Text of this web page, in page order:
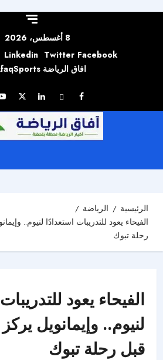
8 أغسطس، 2026
Facebook
Twitter
Linkedin
افاق الرياضة AfaqSports
الرئيسية
الرياضة
الفيحاء يعود للتدريبات استعدادًا لنيوم..
رحلة تبوك
الفيحاء يعود
لنيوم.. وإيمانويل
قبل رحلة تبوك